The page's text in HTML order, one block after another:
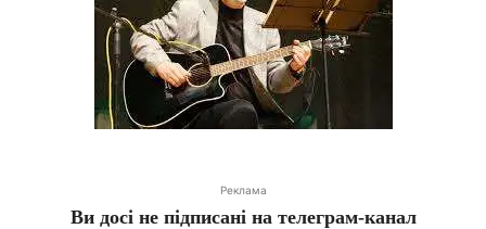
Реклама
Ви досі не підписані на телеграм-канал